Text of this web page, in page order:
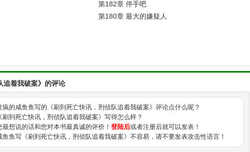
茶：“黎老师，您坐，别站着，对脑细胞不好。”黎栀案子越破越多，名声越来越
“一天两千。”
“不借。”
“五千。”周栩一米八几的个子往门口一杵：“黎栀是我们的人，谁也别想动。送
客。”至于黎栀本人？
第182章 停手吧
第180章 最大的嫌疑人
追着我破案》的评论
疯的咸鱼鱼写的《刷到死亡快讯，刑侦队追着我破案》评论点什么呢？
刷到死亡快讯，刑侦队追着我破案》写得怎么样？
最想说的话和您对本书最真诚的评价！ 登陆后或者注册后就可以发表！
鱼鱼写《刷到死亡快讯，刑侦队追着我破案》不容易，请不要发表攻击性语言！